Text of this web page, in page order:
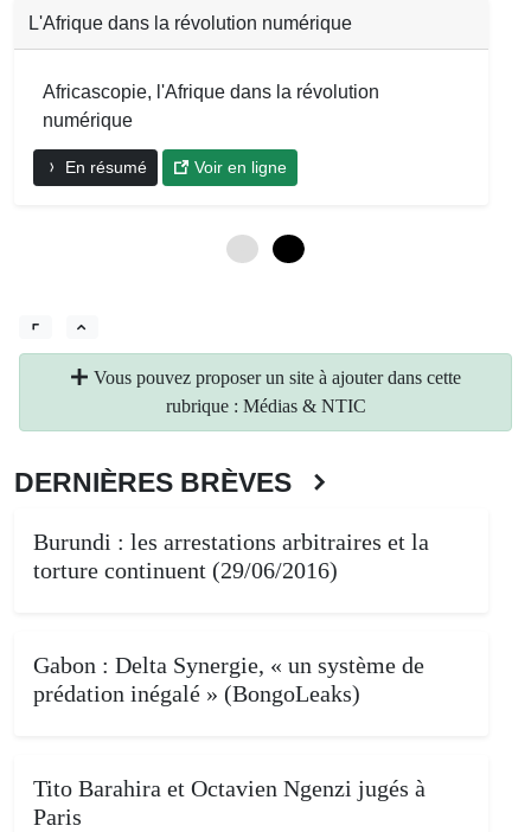
L'Afrique dans la révolution numérique
Africascopie, l'Afrique dans la révolution
numérique
En résumé Voir en ligne
Vous pouvez proposer un site à ajouter dans cette
rubrique : Médias & NTIC
DERNIÈRES BRÈVES
Burundi : les arrestations arbitraires et la
torture continuent (29/06/2016)
Gabon : Delta Synergie, « un système de
prédation inégalé » (BongoLeaks)
Tito Barahira et Octavien Ngenzi jugés à
Paris